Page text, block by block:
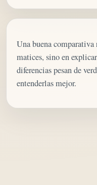
Una buena
matices, sino en
diferencias pesan de
entenderlas mejor.